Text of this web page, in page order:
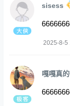
sisess
2025-8-5
嘎嘎真